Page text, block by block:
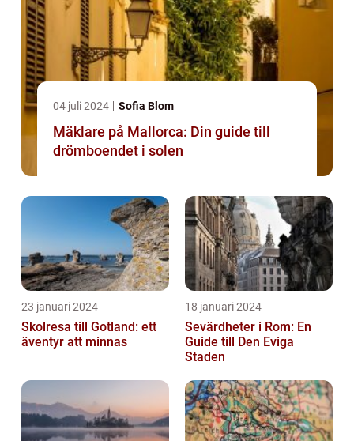
04 juli 2024 Sofia Blom
Mäklare på Mallorca: Din guide till
drömboendet i solen
23 januari 2024
Skolresa till Gotland: ett
äventyr att minnas
18 januari 2024
Sevärdheter i Rom: En
Guide till Den Eviga
Staden